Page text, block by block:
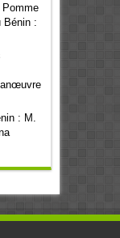
Bénin :
: M.